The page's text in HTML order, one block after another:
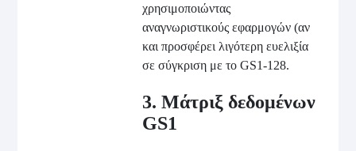
χρησιμοποιώντας
αναγνωριστικούς εφαρμογών (αν
και προσφέρει λιγότερη ευελιξία
σε σύγκριση με το GS1-128.
3. Μάτριξ δεδομένων
GS1